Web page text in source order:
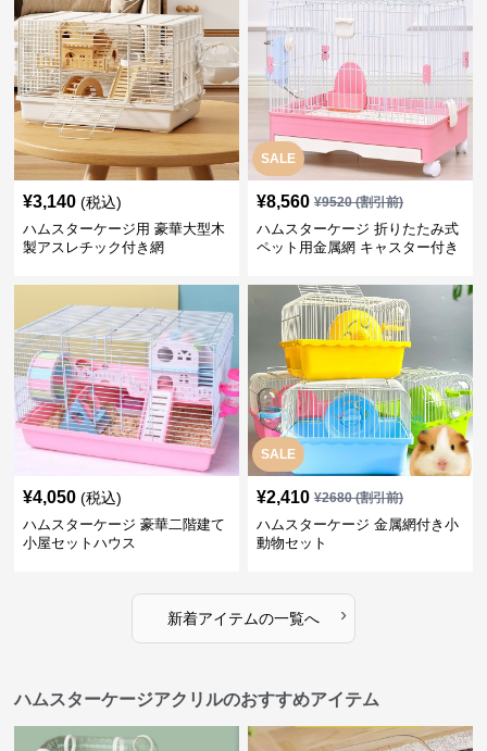
¥3,140 (税込)
ハムスターケージ用 豪華大型木
製アスレチック付き網
SALE
¥8,560 ¥9520(割引前)
ハムスターケージ 折りたたみ式
ペット用金属網 キャスター付き
¥4,050 (税込)
ハムスターケージ 豪華二階建て
小屋セットハウス
SALE
¥2,410 ¥2680(割引前)
ハムスターケージ 金属網付き小
動物セット
新着アイテムの一覧へ ›
ハムスターケージアクリルのおすすめアイテム